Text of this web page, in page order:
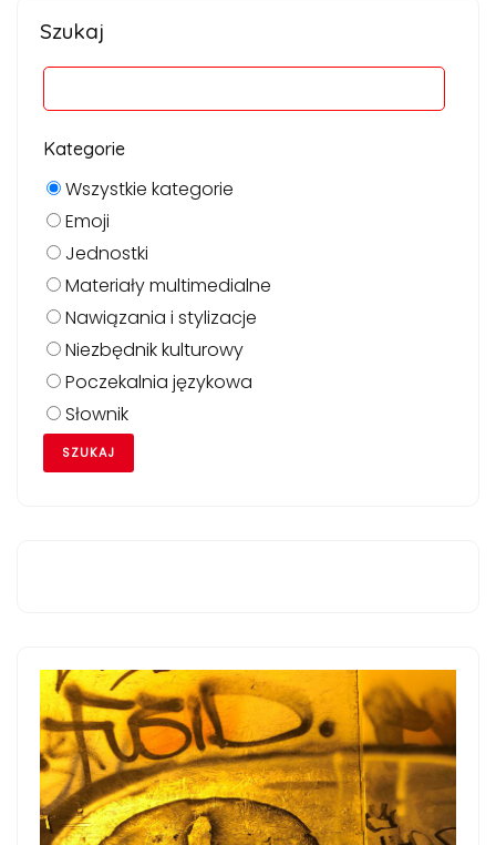
Szukaj
Kategorie
Wszystkie kategorie
Emoji
Jednostki
Materiały multimedialne
Nawiązania i stylizacje
Niezbędnik kulturowy
Poczekalnia językowa
Słownik